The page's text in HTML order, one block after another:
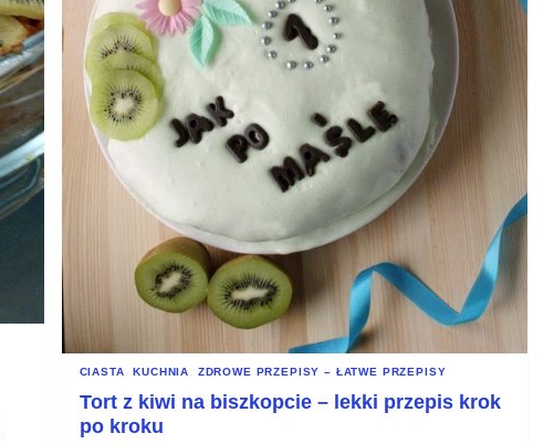
CIASTA, KUCHNIA, ZDROWE PRZEPISY – ŁATWE PRZEPISY
Tort z kiwi na biszkopcie – lekki przepis krok
po kroku